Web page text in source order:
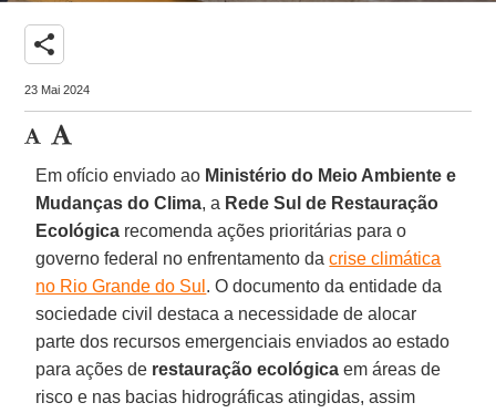
share
23 Mai 2024
Em ofício enviado ao Ministério do Meio Ambiente e
Mudanças do Clima, a Rede Sul de Restauração
Ecológica recomenda ações prioritárias para o
governo federal no enfrentamento dacrise climática
no Rio Grande do Sul . O documento da entidade da
sociedade civil destaca a necessidade de alocar
parte dos recursos emergenciais enviados ao estado
para ações de restauração ecológica em áreas de
risco e nas bacias hidrográficas atingidas, assim